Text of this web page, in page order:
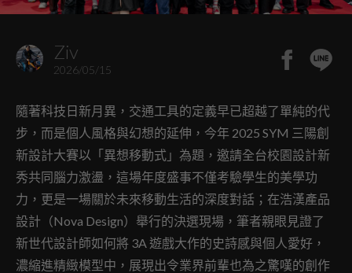
Ziv
2026/05/15
隨著科技日新月異，交通工具的定義早已超越了單純的代
步，而是個人風格與幻想的延伸，今年 2025 SYM 三陽創
新設計大賽以「異想移動式」為題，邀請全台校園設計新
秀共同腦力激盪，這場年度盛事不僅考驗學生的美學功
力，更是一場關於未來移動生活的深度對話；在浩漢產品
設計（Nova Design）舉行的決選現場，筆者親眼見證了
新世代設計師如何將 3A 遊戲大作的史詩感與個人愛好，
濃縮進精緻模型中，展現出令業界前輩也為之驚嘆的創作